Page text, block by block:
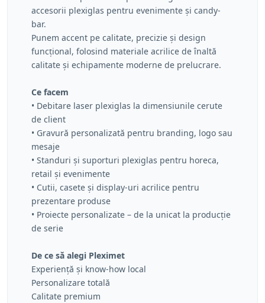
accesorii plexiglas pentru evenimente și candy-
bar.
Punem accent pe calitate, precizie și design
funcțional, folosind materiale acrilice de înaltă
calitate și echipamente moderne de prelucrare.
Ce facem
• Debitare laser plexiglas la dimensiunile cerute
de client
• Gravură personalizată pentru branding, logo sau
mesaje
• Standuri și suporturi plexiglas pentru horeca,
retail și evenimente
• Cutii, casete și display-uri acrilice pentru
prezentare produse
• Proiecte personalizate – de la unicat la producție
de serie
De ce să alegi Pleximet
Experiență și know-how local
Personalizare totală
Calitate premium